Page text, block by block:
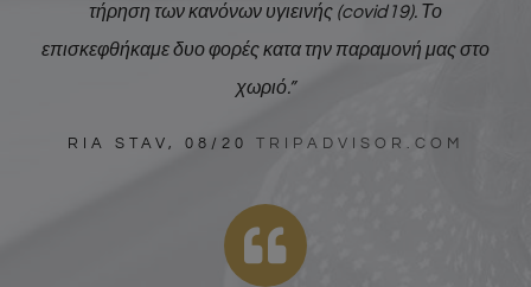
τήρηση των κανόνων υγιεινής (covid19). Το
επισκεφθήκαμε δυο φορές κατα την παραμονή μας στο
χωριό.”
RIA STAV, 08/20 TRIPADVISOR.COM